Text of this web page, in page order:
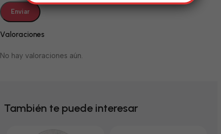
Valoraciones
No hay valoraciones aún.
También te puede interesar